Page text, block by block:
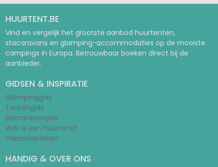
HUURTENT.BE
Vind en vergelijk het grootste aanbod huurtenten,
stacaravans en glamping-accommodaties op de mooiste
campings in Europa. Betrouwbaar boeken direct bij de
aanbieder.
GIDSEN & INSPIRATIE
Glampinggids
Tentengids
Stacaravangids
Wat is een huurtent?
Vakantieparken
HANDIG & OVER ONS